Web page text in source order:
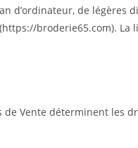
d’ordinateur, de
broderie65.com).
de Vente déterminent les